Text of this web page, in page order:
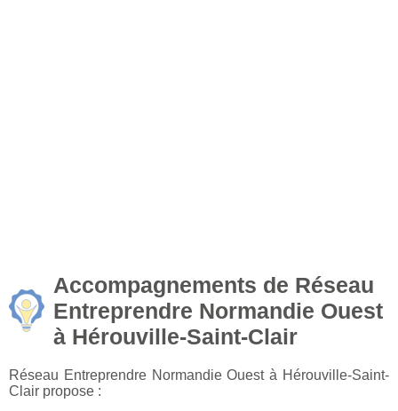
Accompagnements de Réseau
Entreprendre Normandie Ouest
à Hérouville-Saint-Clair
Réseau Entreprendre Normandie Ouest à Hérouville-Saint-
Clair propose :